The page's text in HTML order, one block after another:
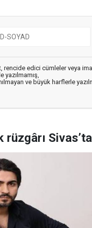
rencide edici cümleler veya
yazılmamış,
ve büyük harflerle
rüzgârı